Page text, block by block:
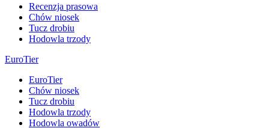
Recenzja prasowa
Chów niosek
Tucz drobiu
Hodowla trzody
EuroTier
EuroTier
Chów niosek
Tucz drobiu
Hodowla trzody
Hodowla owadów